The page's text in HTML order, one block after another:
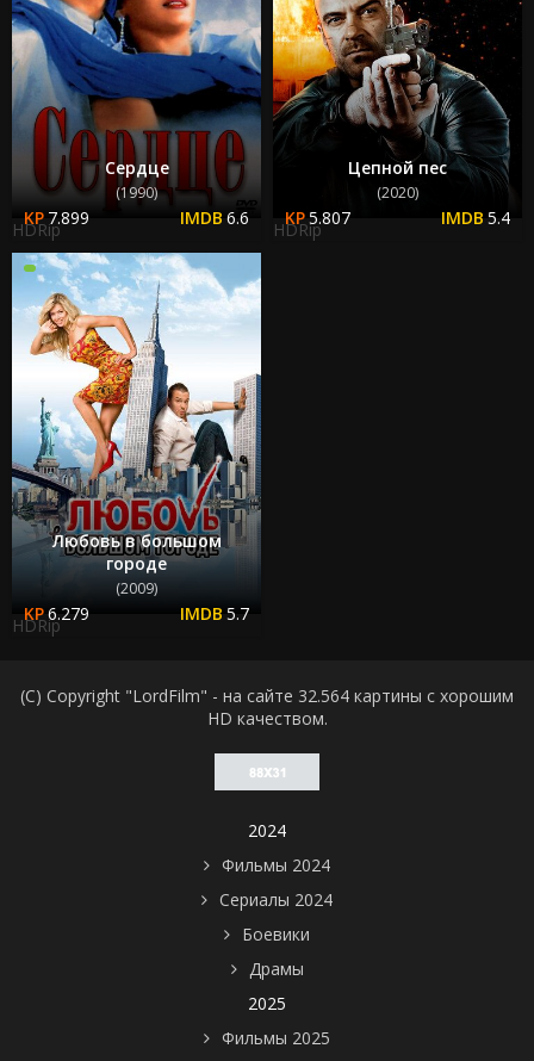
Сердце
(1990)
7.899 6.6
HDRip
Цепной пес
(2020)
5.807 5.4
HDRip
Любовь в большом
городе
(2009)
6.279 5.7
HDRip
(C) Copyright "LordFilm" - на сайте 32.564 картины с хорошим
HD качеством.
2024
Фильмы 2024
Сериалы 2024
Боевики
Драмы
2025
Фильмы 2025